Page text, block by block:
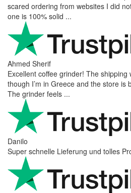
scared ordering from websites I did
one is 100% solid ...
Ahmed Sherif
Excellent coffee grinder! The
though I’m in Greece and the store is
The grinder feels ...
Danilo
Super schnelle Lieferung und tolles